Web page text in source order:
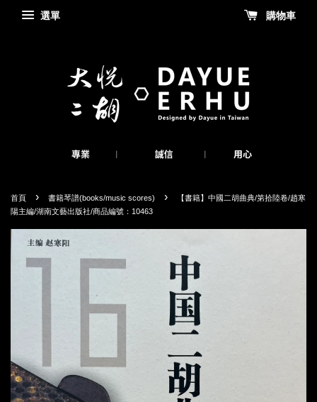
選單 購物車
首頁 › 書籍琴譜(books/music scores) ›
【書籍】中國二胡曲典/第拾陸卷/趙寒
陽主編/湖南文藝出版社/商品編號：10463